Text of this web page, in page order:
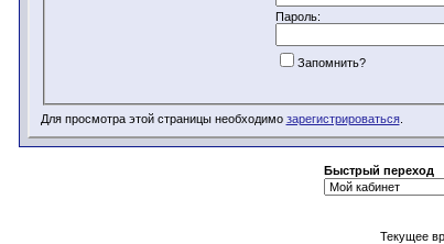
Пароль:
Запомнить?
Для просмотра этой страницы необходимо зарегистрироваться.
Быстрый переход
Текущее